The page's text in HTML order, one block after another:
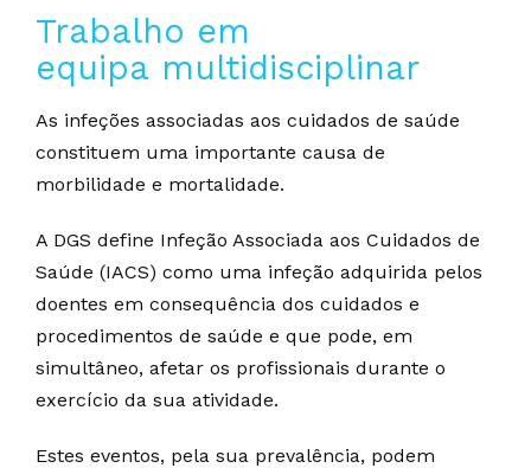
Trabalho em
equipa multidisciplinar
As infeções associadas aos cuidados de saúde
constituem uma importante causa de
morbilidade e mortalidade.
A DGS define Infeção Associada aos Cuidados de
Saúde (IACS) como uma infeção adquirida pelos
doentes em consequência dos cuidados e
procedimentos de saúde e que pode, em
simultâneo, afetar os profissionais durante o
exercício da sua atividade.
Estes eventos, pela sua prevalência, podem